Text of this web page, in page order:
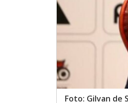
Foto: Gilvan de